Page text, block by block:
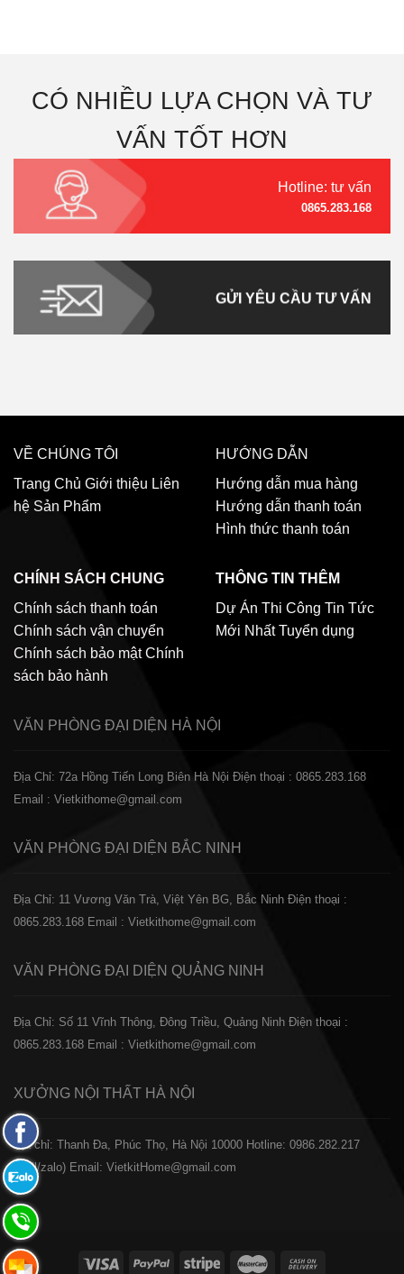
CÓ NHIỀU LỰA CHỌN VÀ TƯ
VẤN TỐT HƠN
Hotline: tư vấn
0865.283.168
GỬI YÊU CẦU TƯ VẤN
VỀ CHÚNG TÔI
Trang Chủ Giới thiệu Liên
hệ Sản Phẩm
HƯỚNG DẪN
Hướng dẫn mua hàng
Hướng dẫn thanh toán
Hình thức thanh toán
CHÍNH SÁCH CHUNG
Chính sách thanh toán
Chính sách vận chuyển
Chính sách bảo mật Chính
sách bảo hành
THÔNG TIN THÊM
Dự Án Thi Công Tin Tức
Mới Nhất Tuyển dụng
VĂN PHÒNG ĐẠI DIỆN HÀ NỘI
Địa Chỉ: 72a Hồng Tiến Long Biên Hà Nội Điện thoại : 0865.283.168
Email : Vietkithome@gmail.com
VĂN PHÒNG ĐẠI DIỆN BẮC NINH
Địa Chỉ: 11 Vương Văn Trà, Việt Yên BG, Bắc Ninh Điện thoại :
0865.283.168 Email : Vietkithome@gmail.com
VĂN PHÒNG ĐẠI DIỆN QUẢNG NINH
Địa Chỉ: Số 11 Vĩnh Thông, Đông Triều, Quảng Ninh Điện thoại :
0865.283.168 Email : Vietkithome@gmail.com
XƯỞNG NỘI THẤT HÀ NỘI
️Địa chỉ: Thanh Đa, Phúc Thọ, Hà Nội 10000 Hotline: 0986.282.217
(Call/zalo) Email: VietkitHome@gmail.com
Fanpage
Facebook
Zalo:
0865.283.168
Hotline:
0865.283.168
Hotline: